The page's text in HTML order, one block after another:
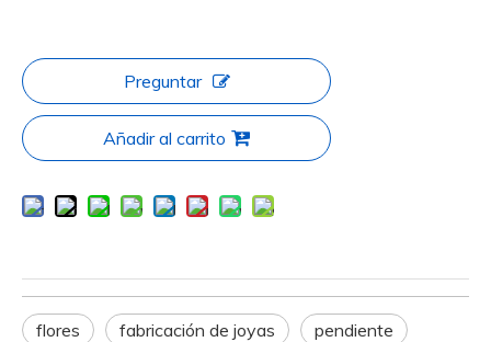
Preguntar
Añadir al carrito
flores fabricación de joyas pendiente